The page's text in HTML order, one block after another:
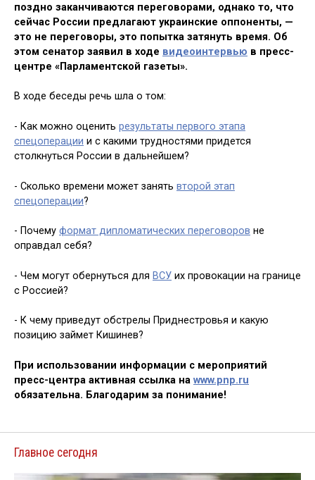
поздно заканчиваются переговорами, однако то, что
сейчас России предлагают украинские оппоненты, —
это не переговоры, это попытка затянуть время. Об
этом сенатор заявил в ходе видеоинтервью в пресс-
центре «Парламентской газеты».
В ходе беседы речь шла о том:
- Как можно оценить результаты первого этапа
спецоперации и с какими трудностями придется
столкнуться России в дальнейшем?
- Сколько времени может занять второй этап
спецоперации?
- Почему формат дипломатических переговоров не
оправдал себя?
- Чем могут обернуться для ВСУ их провокации на границе
с Россией?
- К чему приведут обстрелы Приднестровья и какую
позицию займет Кишинев?
При использовании информации с мероприятий
пресс-центра активная ссылка на www.pnp.ru
обязательна. Благодарим за понимание!
Главное сегодня